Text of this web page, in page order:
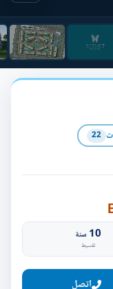
22
10 سنة
تقسيط
اتصل